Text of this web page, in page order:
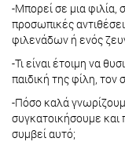
-Μπορεί σε μια φιλία,
προσωπικές
φιλενάδων ή ενός
-Τι είναι έτοιμη να
παιδική της φίλη, τον
-Πόσο καλά
συγκατοικήσουμε
συμβεί αυτό;